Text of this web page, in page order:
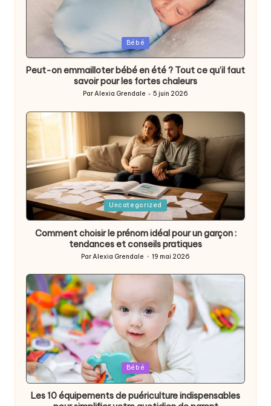
Posted
Bébé
Peut-on emmailloter bébé en été ? Tout ce qu’il faut
savoir pour les fortes chaleurs
ParAlexia Grendale 5 juin 2026
Posted
Uncategorized
Comment choisir le prénom idéal pour un garçon :
tendances et conseils pratiques
Posted
by
ParAlexia Grendale 19 mai 2026
Posted
in
Bébé
Les 10 équipements de puériculture indispensables